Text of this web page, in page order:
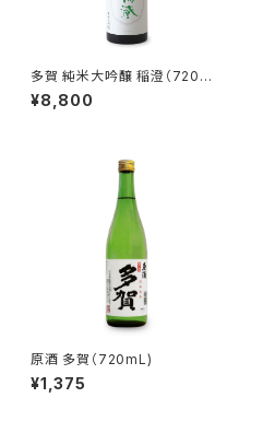
多賀 純米大吟醸 稲澄（720m
L)
¥8,800
原酒 多賀（720mL)
¥1,375